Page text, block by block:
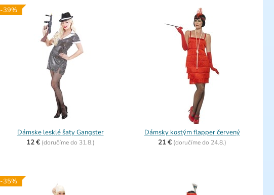
-39%
Dámske lesklé šaty Gangster
12 € (doručíme do 31.8.)
Dámsky kostým flapper červený
21 € (doručíme do 24.8.)
-35%